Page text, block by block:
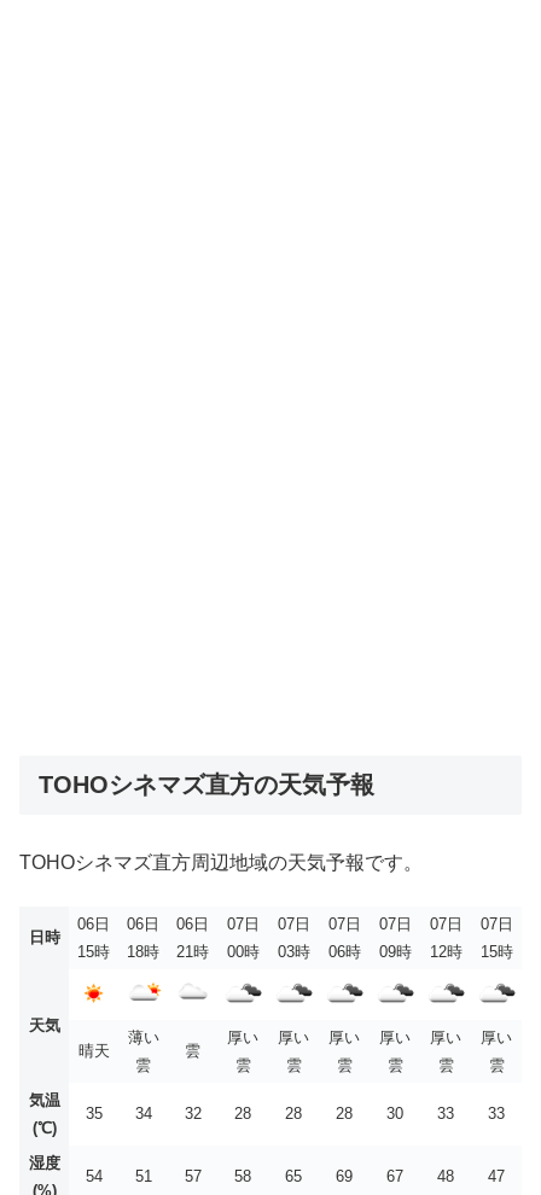
TOHOシネマズ直方の天気予報
TOHOシネマズ直方周辺地域の天気予報です。
日時
06日
15時
06日
18時
06日
21時
07日
00時
07日
03時
07日
06時
07日
09時
07日
12時
07日
15時
天気
晴天
薄い
雲
雲
厚い
雲
厚い
雲
厚い
雲
厚い
雲
厚い
雲
厚い
雲
気温
(℃)
35 34 32 28 28 28 30 33 33
湿度
(%)
54 51 57 58 65 69 67 48 47